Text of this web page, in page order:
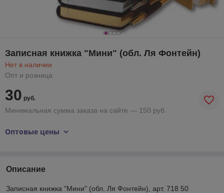
Записная книжка "Мини" (обл. Ля Фонтейн)
Нет в наличии
Опт и розница
30 руб.
Минимальная сумма заказа на сайте — 150 руб.
Оптовые цены
Описание
Записная книжка "Мини" (обл. Ля Фонтейн), арт. 718 50